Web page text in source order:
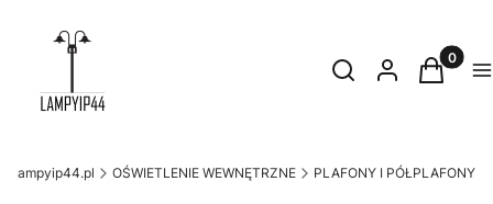
Otwórz
SzukajZaloguj sięKoszyk
lampyip44.pl OŚWIETLENIE WEWNĘTRZNE PLAFONY I PÓŁPLAFONY